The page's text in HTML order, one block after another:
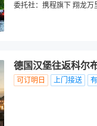
委托社： 携程旗下 翔龙万
德国汉堡往返‌科尔
可订明日 上门接送